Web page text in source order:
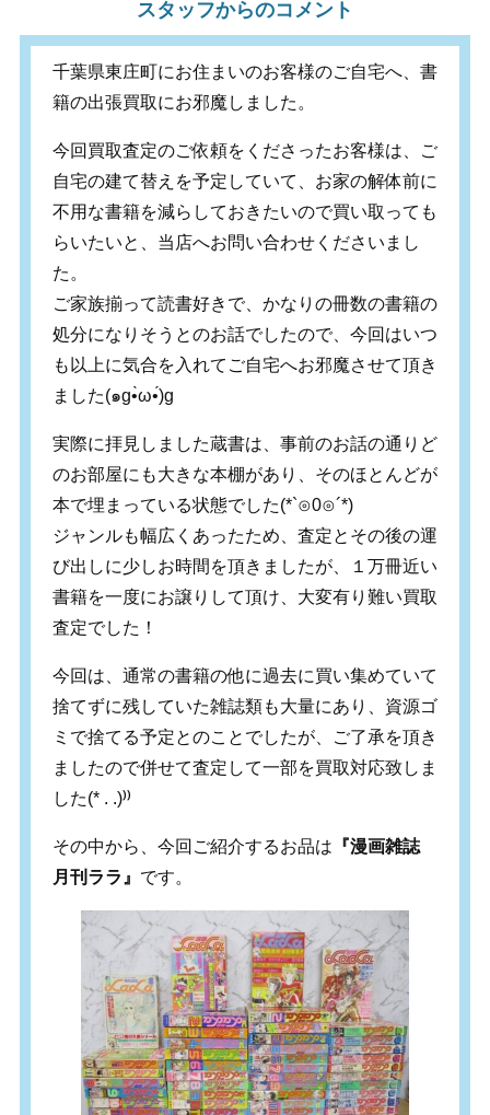
スタッフからのコメント
千葉県東庄町にお住まいのお客様のご自宅へ、書
籍の出張買取にお邪魔しました。
今回買取査定のご依頼をくださったお客様は、ご
自宅の建て替えを予定していて、お家の解体前に
不用な書籍を減らしておきたいので買い取っても
らいたいと、当店へお問い合わせくださいまし
た。
ご家族揃って読書好きで、かなりの冊数の書籍の
処分になりそうとのお話でしたので、今回はいつ
も以上に気合を入れてご自宅へお邪魔させて頂き
ました(๑g•̀ω•́)g
実際に拝見しました蔵書は、事前のお話の通りど
のお部屋にも大きな本棚があり、そのほとんどが
本で埋まっている状態でした(*`⊙0⊙´*)
ジャンルも幅広くあったため、査定とその後の運
び出しに少しお時間を頂きましたが、１万冊近い
書籍を一度にお譲りして頂け、大変有り難い買取
査定でした！
今回は、通常の書籍の他に過去に買い集めていて
捨てずに残していた雑誌類も大量にあり、資源ゴ
ミで捨てる予定とのことでしたが、ご了承を頂き
ましたので併せて査定して一部を買取対応致しま
した(* . .)⁾⁾
その中から、今回ご紹介するお品は 『漫画雑誌
月刊ララ』 です。